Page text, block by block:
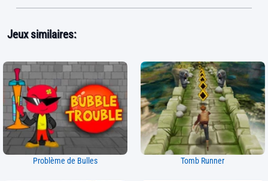
Jeux similaires:
Problème de Bulles Tomb Runner